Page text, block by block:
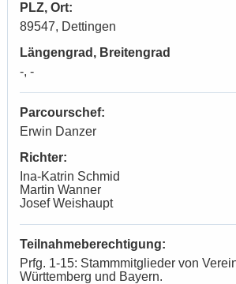
PLZ, Ort:
89547, Dettingen
Längengrad, Breitengrad
-, -
Parcourschef:
Erwin Danzer
Richter:
Ina-Katrin Schmid
Martin Wanner
Josef Weishaupt
Teilnahmeberechtigung:
Prfg. 1-15: Stammmitglieder von
Württemberg und Bayern.